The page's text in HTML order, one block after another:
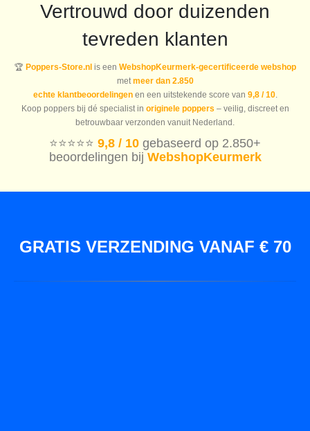
Vertrouwd door duizenden
tevreden klanten
🏆 Poppers-Store.nl is een WebshopKeurmerk-gecertificeerde webshop
met meer dan 2.850
echte klantbeoordelingenen een uitstekende score van 9,8 / 10.
Koop poppers bij dé specialist in originele poppers – veilig, discreet en
betrouwbaar verzonden vanuit Nederland.
⭐️⭐️⭐️⭐️⭐️ 9,8 / 10 gebaseerd op 2.850+
beoordelingen bij WebshopKeurmerk
GRATIS VERZENDING VANAF € 70